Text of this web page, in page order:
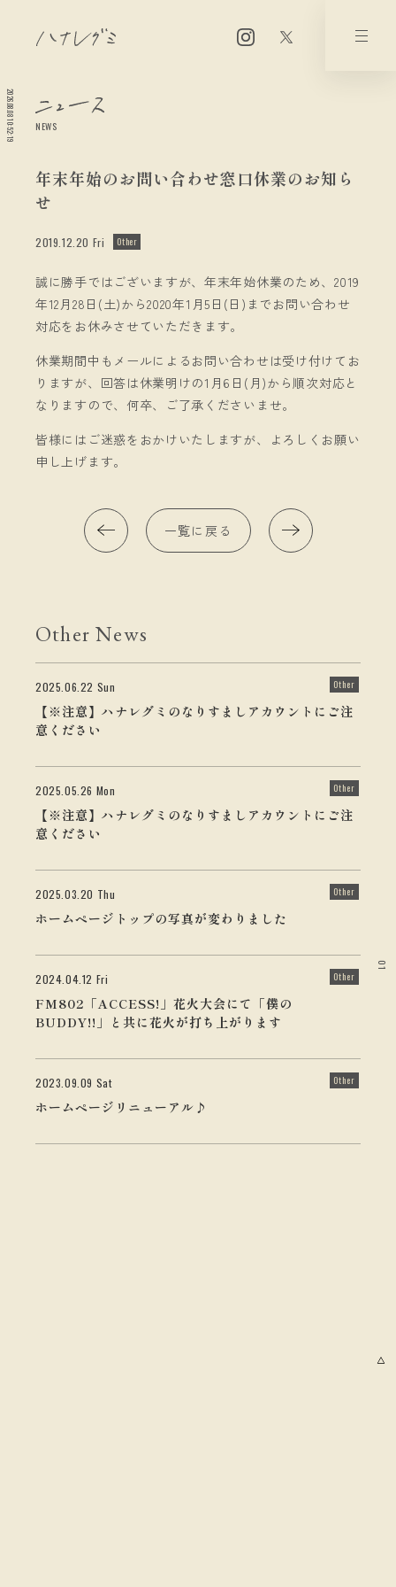
2026.08.08 10:52:19
01
NEWS
年末年始のお問い合わせ窓口休業のお知ら
せ
2019.12.20 Fri Other
誠に勝手ではございますが、年末年始休業のため、2019
年12月28日(土)から2020年1月5日(日)までお問い合わせ
対応をお休みさせていただきます。
休業期間中もメールによるお問い合わせは受け付けてお
りますが、回答は休業明けの1月6日(月)から順次対応と
なりますので、何卒、ご了承くださいませ。
皆様にはご迷惑をおかけいたしますが、よろしくお願い
申し上げます。
一覧に戻る
Other News
2025.06.22 Sun Other
【※注意】ハナレグミのなりすましアカウントにご注
意ください
2025.05.26 Mon Other
【※注意】ハナレグミのなりすましアカウントにご注
意ください
2025.03.20 Thu Other
ホームページトップの写真が変わりました
2024.04.12 Fri Other
FM802「ACCESS!」花火大会にて「僕の
BUDDY!!」と共に花火が打ち上がります
2023.09.09 Sat Other
ホームページリニューアル♪